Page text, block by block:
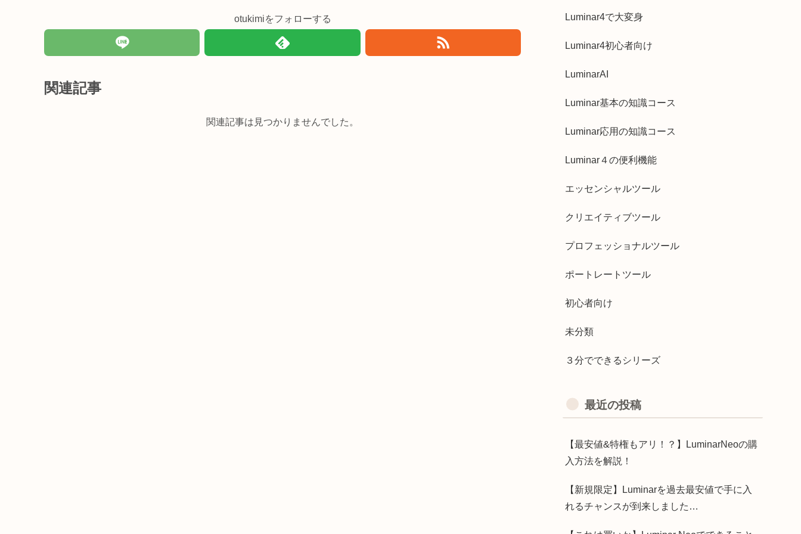
otukimiをフォローする
関連記事
関連記事は見つかりませんでした。
Luminar4で大変身
Luminar4初心者向け
LuminarAI
Luminar基本の知識コース
Luminar応用の知識コース
Luminar４の便利機能
エッセンシャルツール
クリエイティブツール
プロフェッショナルツール
ポートレートツール
初心者向け
未分類
３分でできるシリーズ
最近の投稿
【最安値&特権もアリ！？】LuminarNeoの購
入方法を解説！
【新規限定】Luminarを過去最安値で手に入
れるチャンスが到来しました…